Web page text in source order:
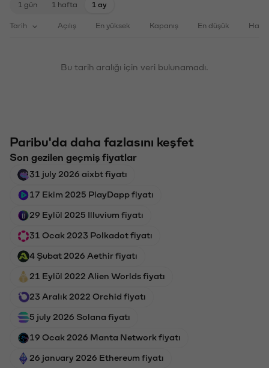
1 gün 1 hafta 1 ay
Tarih Açılış En yüksek Kapanış En düşük
Bu tarih aralığı için veri bulunamadı.
Paribu'da daha fazlasını keşfet
Son gezilen geçmiş fiyatlar
31 july 2026 aixbt fiyatı
17 Ekim 2025 PlayDapp fiyatı
29 Eylül 2025 Illuvium fiyatı
31 Ocak 2023 Polkadot fiyatı
4 Şubat 2026 Aethir fiyatı
21 Eylül 2022 Alien Worlds fiyatı
23 Aralık 2022 Orchid fiyatı
5 july 2026 Solana fiyatı
19 Ocak 2026 Manta Network fiyatı
26 january 2026 Ethereum fiyatı